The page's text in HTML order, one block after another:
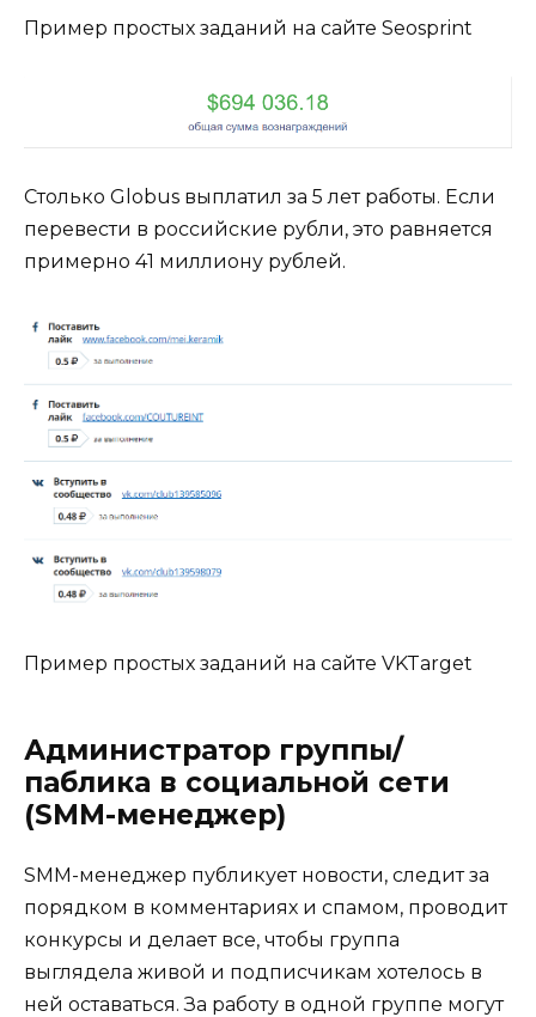
Пример простых заданий на сайте Seosprint
Столько Globus выплатил за 5 лет работы. Если
перевести в российские рубли, это равняется
примерно 41 миллиону рублей.
Пример простых заданий на сайте VKTarget
Администратор группы/
паблика в социальной сети
(SMM-менеджер)
SMM-менеджер публикует новости, следит за
порядком в комментариях и спамом, проводит
конкурсы и делает все, чтобы группа
выглядела живой и подписчикам хотелось в
ней оставаться. За работу в одной группе могут